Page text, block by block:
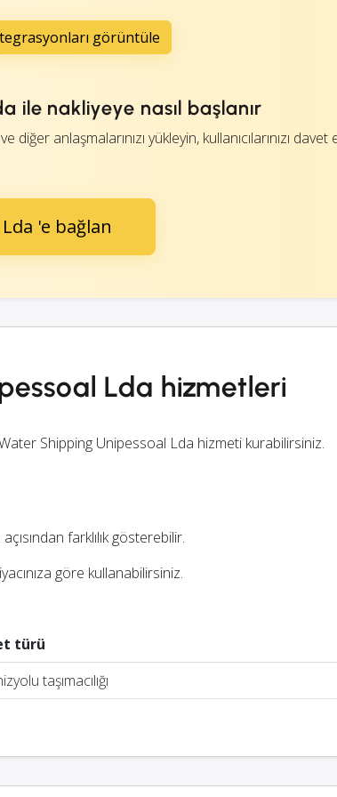
görüntüle
ile nakliyeye nasıl başlanır
anlaşmalarınızı yükleyin, kullanıcılarınızı davet
'e bağlan
Lda hizmetleri
Water Shipping Unipessoal Lda hizmeti kurabilirsiniz.
farklılık gösterebilir.
göre kullanabilirsiniz.
türü
taşımacılığı